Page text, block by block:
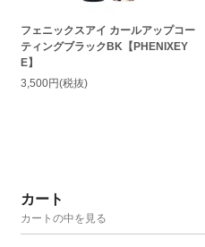
フェニックスアイ カールアップコー
ティングブラックBK【PHENIXEY
E】
3,500円(税抜)
カート
カートの中を見る